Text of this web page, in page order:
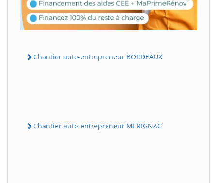
Chantier auto-entrepreneur BORDEAUX
Chantier auto-entrepreneur MERIGNAC